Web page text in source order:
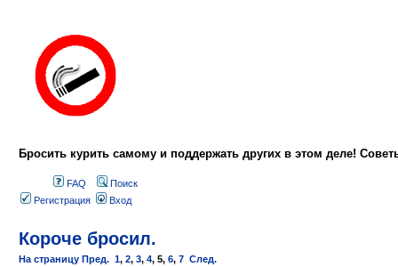
Бросить курить самому и поддержать других в этом деле!
FAQ
Поиск
Регистрация
Вход
Короче бросил.
На страницу Пред. 1, 2, 3, 4, 5, 6, 7 След.